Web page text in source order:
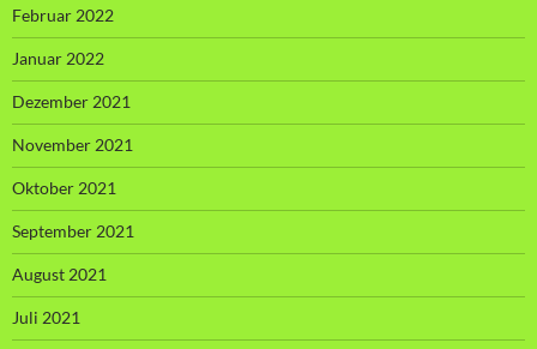
Februar 2022
Januar 2022
Dezember 2021
November 2021
Oktober 2021
September 2021
August 2021
Juli 2021